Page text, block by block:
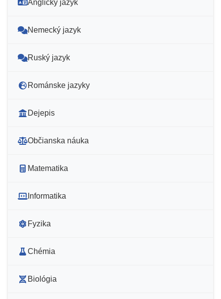
Anglický jazyk
Nemecký jazyk
Ruský jazyk
Románske jazyky
Dejepis
Občianska náuka
Matematika
Informatika
Fyzika
Chémia
Biológia